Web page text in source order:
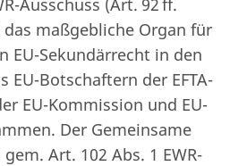
maßgebliche Organ für
EU-Sekundärrecht in den
EU-Botschaftern der EFTA-
EU-Kommission und EU-
Der Gemeinsame
Art. 102 Abs. 1 EWR-